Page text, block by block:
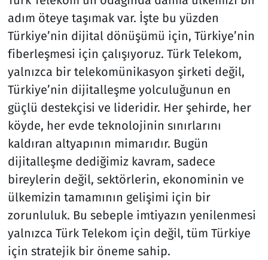
adım öteye taşımak var. İşte bu yüzden
Türkiye’nin dijital dönüşümü için, Türkiye’nin
fiberleşmesi için çalışıyoruz. Türk Telekom,
yalnızca bir telekomünikasyon şirketi değil,
Türkiye’nin dijitalleşme yolculuğunun en
güçlü destekçisi ve lideridir. Her şehirde, her
köyde, her evde teknolojinin sınırlarını
kaldıran altyapının mimarıdır. Bugün
dijitalleşme dediğimiz kavram, sadece
bireylerin değil, sektörlerin, ekonominin ve
ülkemizin tamamının gelişimi için bir
zorunluluk. Bu sebeple imtiyazın yenilenmesi
yalnızca Türk Telekom için değil, tüm Türkiye
için stratejik bir öneme sahip.